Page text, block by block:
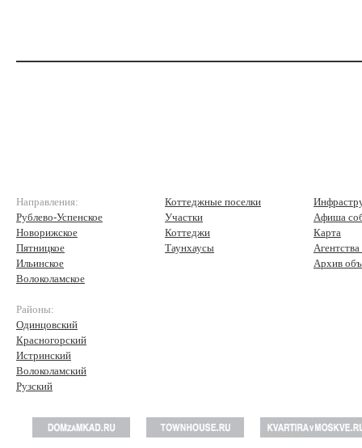
Направления:
Рублево-Успенское
Новорижское
Пятницкое
Ильинское
Волоколамское
Районы:
Одинцовский
Красногорский
Истринский
Волоколамский
Рузский
Коттеджные поселки
Участки
Коттеджи
Таунхаусы
Афиша
Карта
Архив